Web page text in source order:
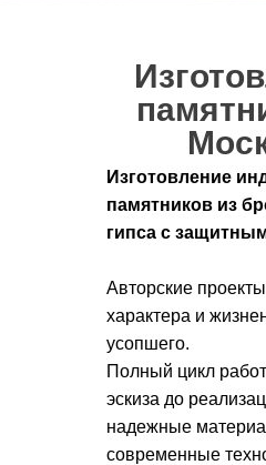
Изготовление
памятников из
гипса с
Авторские
характера и
усопшего.
Полный цикл
эскиза до
надежные
современные